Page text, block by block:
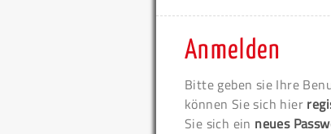
Anmelden
Bitte geben sie Ihre
können Sie sich hier
Sie sich ein neues